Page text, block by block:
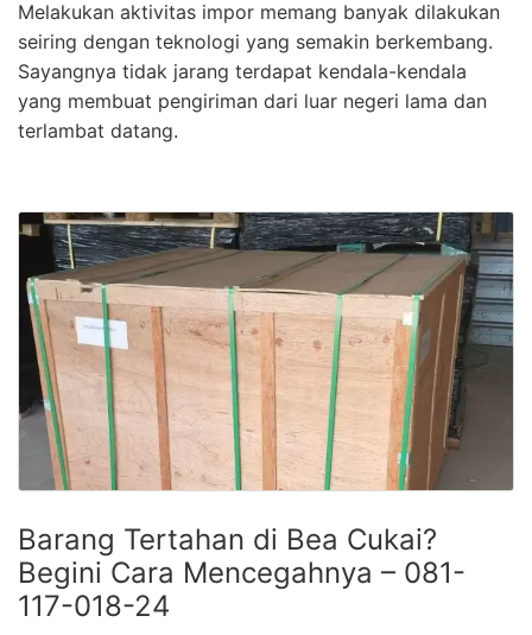
Melakukan aktivitas impor memang banyak dilakukan
seiring dengan teknologi yang semakin berkembang.
Sayangnya tidak jarang terdapat kendala-kendala
yang membuat pengiriman dari luar negeri lama dan
terlambat datang.
Barang Tertahan di Bea Cukai?
Begini Cara Mencegahnya – 081-
117-018-24